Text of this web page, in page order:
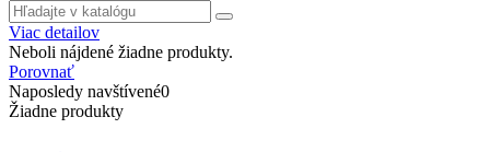
Viac detailov
Neboli nájdené žiadne produkty.
Porovnať
Naposledy navštívené0
Žiadne produkty